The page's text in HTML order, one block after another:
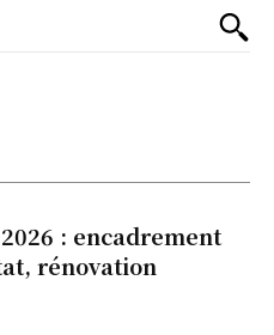
: encadrement
rénovation